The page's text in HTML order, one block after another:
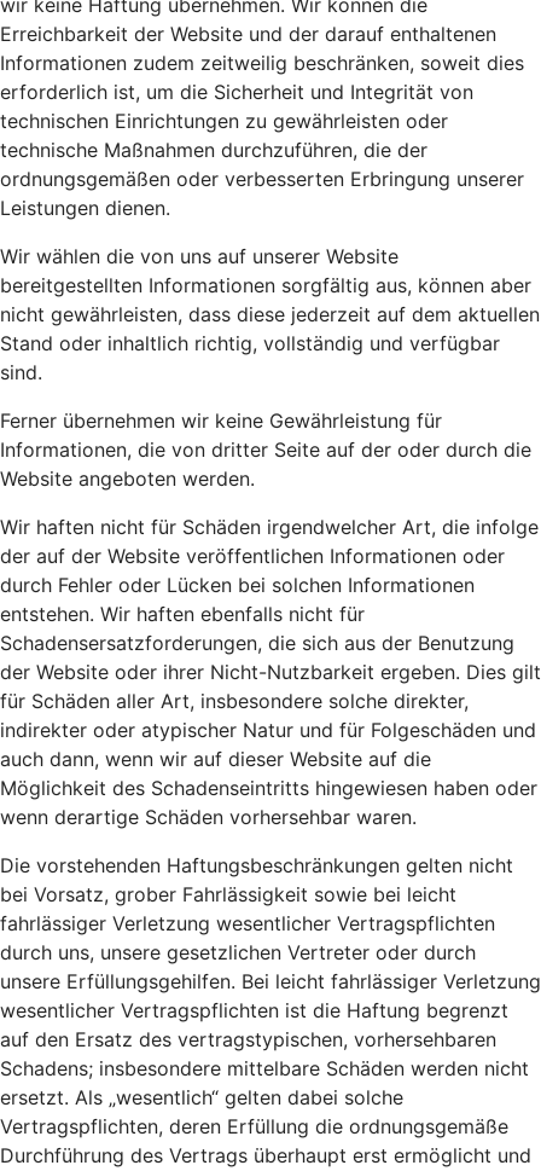
wir keine Haftung übernehmen. Wir können die
Erreichbarkeit der Website und der darauf enthaltenen
Informationen zudem zeitweilig beschränken, soweit dies
erforderlich ist, um die Sicherheit und Integrität von
technischen Einrichtungen zu gewährleisten oder
technische Maßnahmen durchzuführen, die der
ordnungsgemäßen oder verbesserten Erbringung unserer
Leistungen dienen.
Wir wählen die von uns auf unserer Website
bereitgestellten Informationen sorgfältig aus, können aber
nicht gewährleisten, dass diese jederzeit auf dem aktuellen
Stand oder inhaltlich richtig, vollständig und verfügbar
sind.
Ferner übernehmen wir keine Gewährleistung für
Informationen, die von dritter Seite auf der oder durch die
Website angeboten werden.
Wir haften nicht für Schäden irgendwelcher Art, die infolge
der auf der Website veröffentlichen Informationen oder
durch Fehler oder Lücken bei solchen Informationen
entstehen. Wir haften ebenfalls nicht für
Schadensersatzforderungen, die sich aus der Benutzung
der Website oder ihrer Nicht-Nutzbarkeit ergeben. Dies gilt
für Schäden aller Art, insbesondere solche direkter,
indirekter oder atypischer Natur und für Folgeschäden und
auch dann, wenn wir auf dieser Website auf die
Möglichkeit des Schadenseintritts hingewiesen haben oder
wenn derartige Schäden vorhersehbar waren.
Die vorstehenden Haftungsbeschränkungen gelten nicht
bei Vorsatz, grober Fahrlässigkeit sowie bei leicht
fahrlässiger Verletzung wesentlicher Vertragspflichten
durch uns, unsere gesetzlichen Vertreter oder durch
unsere Erfüllungsgehilfen. Bei leicht fahrlässiger Verletzung
wesentlicher Vertragspflichten ist die Haftung begrenzt
auf den Ersatz des vertragstypischen, vorhersehbaren
Schadens; insbesondere mittelbare Schäden werden nicht
ersetzt. Als „wesentlich“ gelten dabei solche
Vertragspflichten, deren Erfüllung die ordnungsgemäße
Durchführung des Vertrags überhaupt erst ermöglicht und